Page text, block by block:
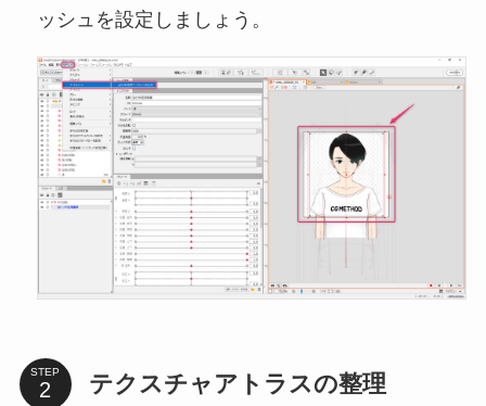
ッシュを設定しましょう。
STEP テクスチャアトラスの整理